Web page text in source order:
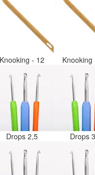
- 12 Knooking
Drops 2,5 Drops 3